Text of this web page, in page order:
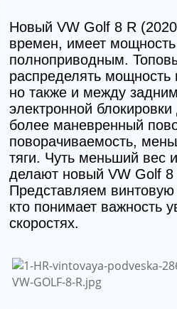
Новый VW Golf 8 R
времен, имеет
полноприводным.
распределять
но также и между
электронной
более маневренный
поворачиваемость,
тяги. Чуть меньший вес
делают новый VW Golf
Представляем
кто понимает важность
скоростях.